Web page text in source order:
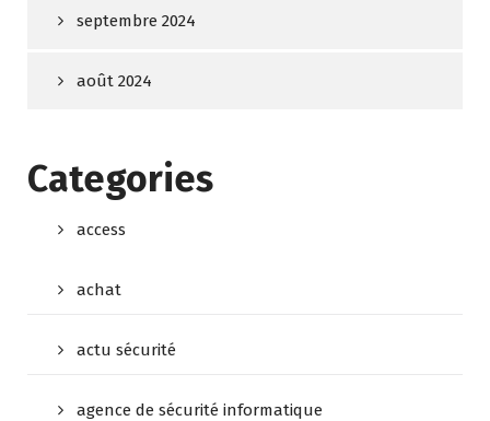
septembre 2024
août 2024
Categories
access
achat
actu sécurité
agence de sécurité informatique